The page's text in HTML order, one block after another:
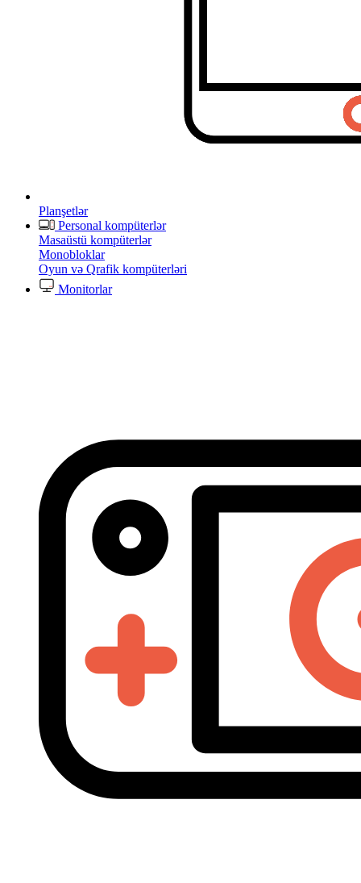
Planşetlər
Personal kompüterlər
Masaüstü kompüterlər
Monobloklar
Oyun və Qrafik kompüterləri
Monitorlar